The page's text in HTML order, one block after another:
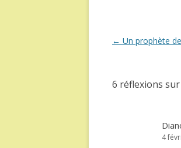
Navigation
← Un prophète
6 réflexions sur
4